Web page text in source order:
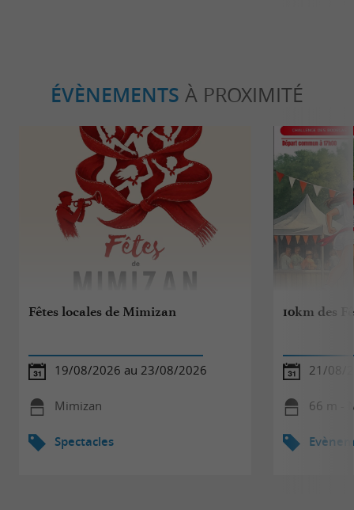
ÉVÈNEMENTS À PROXIMITÉ
Fêtes locales de Mimizan
19/08/2026 au 23/08/2026
Mimizan
Spectacles
10km des
21/08/
66 m -